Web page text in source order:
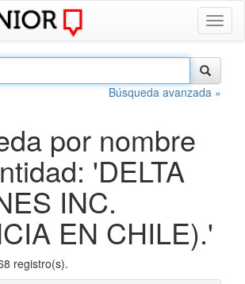
Búsqueda avanzada »
por nombre
'DELTA
INC.
EN CHILE).'
registro(s).